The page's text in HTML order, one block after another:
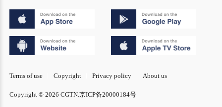
Terms of use Copyright Privacy policy About us
Copyright © 2026 CGTN. 京ICP备20000184号